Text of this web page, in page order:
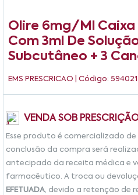
Olire 6mg/ml Caixa
Com 3ml De
Subcutâneo + 3
EMS PRESCRICAO | Código:
VENDA SOB
Esse produto é comercializado
conclusão da compra será
antecipado da receita médica e
farmacêutico. A troca ou
EFETUADA, devido a retenção de